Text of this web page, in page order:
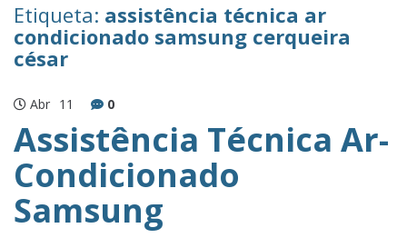
Etiqueta: assistência técnica ar
condicionado samsung cerqueira
césar
Abr 11 0
Assistência Técnica Ar-
Condicionado
Samsung